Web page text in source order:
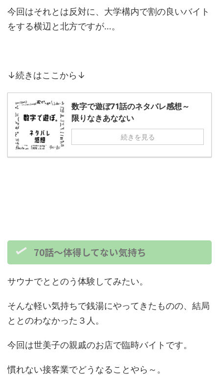
今回はそれとは反対に、大学構内で割の良いバイト
をする横辺と北方ですが…。
↓続きはここから↓
数字で遊ぼ71話のネタバレ感想～
限りなきあなない
続きを見る
70話～体得してない気持ち
サウナでととのう体験してみたい。
そんな軽い気持ちで銭湯にやってきたものの、結局
ととのわなかった３人。
今回は世美子の親戚のお店で臨時バイトです。
慣れない接客業でどうなることやら～。